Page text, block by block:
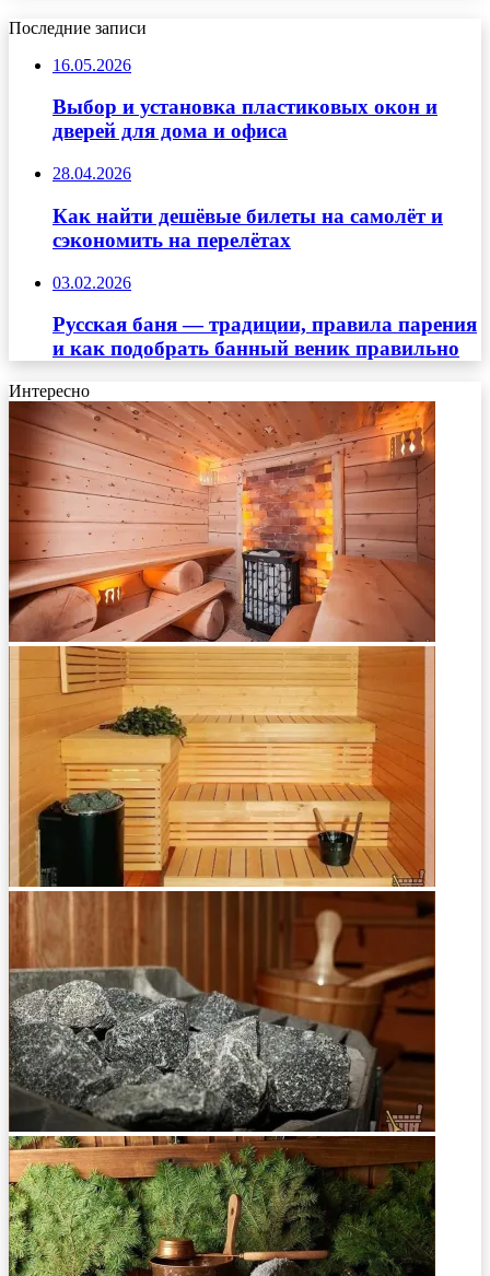
Последние записи
16.05.2026
Выбор и установка пластиковых окон и
дверей для дома и офиса
28.04.2026
Как найти дешёвые билеты на самолёт и
сэкономить на перелётах
03.02.2026
Русская баня — традиции, правила парения
и как подобрать банный веник правильно
Интересно